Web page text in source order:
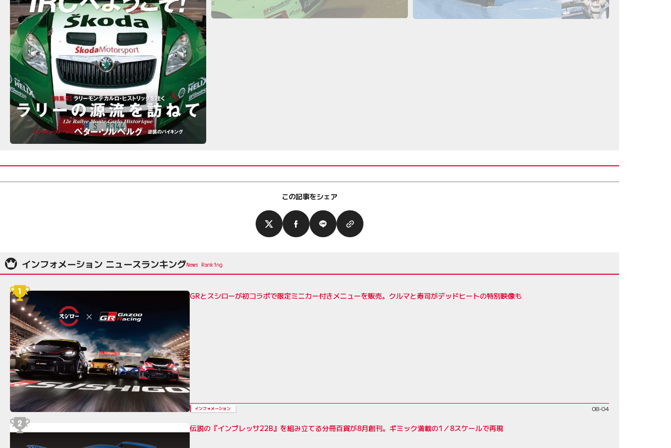
この記事をシェア
インフォメーション ニュースランキング
GRとスシローが初コラボで限定ミニカー付きメニューを販売。クルマと寿司がデッドヒートの特別映像も
インフォメーション 08-04
伝説の『インプレッサ22B』を組み立てる分冊百貨が8月創刊。ギミック満載の1／8スケールで再現